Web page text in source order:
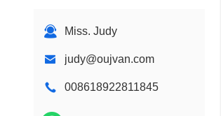
Miss. Judy
judy@oujvan.com
008618922811845